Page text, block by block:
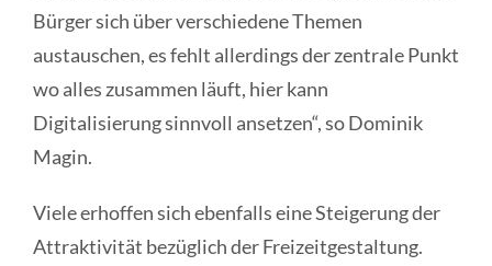
Bürger sich über verschiedene Themen
austauschen, es fehlt allerdings der zentrale Punkt
wo alles zusammen läuft, hier kann
Digitalisierung sinnvoll ansetzen“, so Dominik
Magin.
Viele erhoffen sich ebenfalls eine Steigerung der
Attraktivität bezüglich der Freizeitgestaltung.